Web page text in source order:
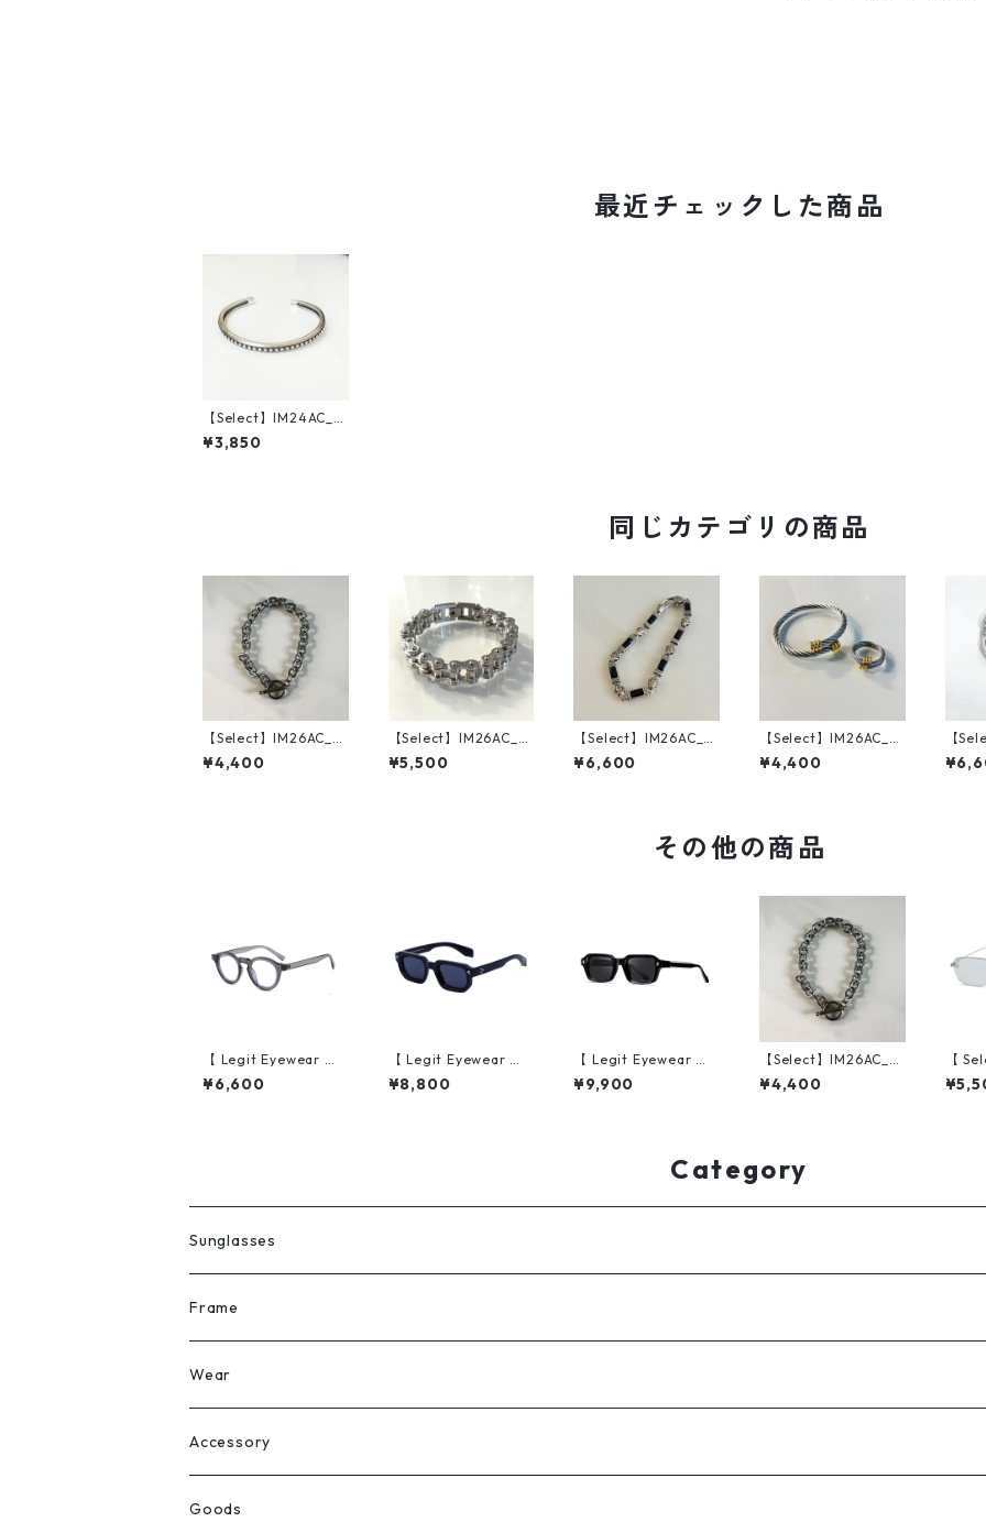
最近チェックした商品
【Select】IM24AC_B
RL005 / Dotline Sim
ple bangle（Silver）
¥3,850
同じカテゴリの商品
【Select】IM26AC_B
RL021/ Toggle Anch
or Chain Bracelet（S
¥4,400
【Select】IM26AC_B
RL019/ Bike Chain Br
acelet（Silver）
¥5,500
【Select】IM26AC_B
RL020/ Monolith Ba
r Bracelet（Silver）
¥6,600
【Select】IM26AC_B
RL017/ Rope Motif B
angle & Ring Set（Si
¥4,400
【
tif
その他の商品
【 Legit Eyewear 】S
unglasses Goichijō
(Clear Grey/Clear)
¥6,600
【 Legit Eyewear 】S
unglasses Shirakawa
(Black/Grey)
¥8,800
【 Legit Eyewear 】S
unglasses Koken (Bl
ack/Grey)
¥9,900
【Select】IM26AC_B
RL021/ Toggle Anch
or Chain Bracelet（S
¥4,400
【
me
Category
Sunglasses
All
Legit Eyewear
Select
Frame
ボストン
ウェリントン
スクエア
Wear
All
Tee
Accessory
Ring
Goods